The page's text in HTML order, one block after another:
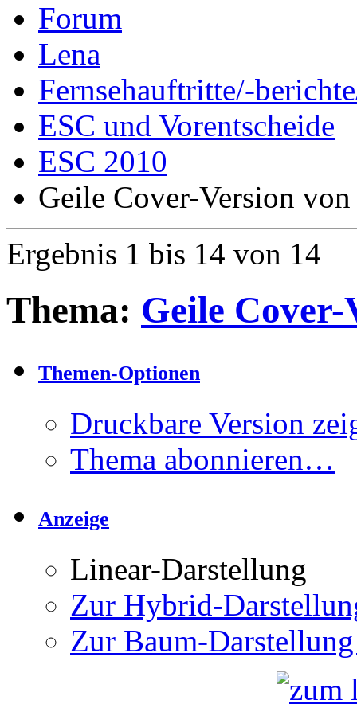
Forum
Lena
Fernsehauftritte/-
ESC und Vorentscheide
ESC 2010
Geile Cover-Version
Ergebnis 1 bis 14 von 14
Thema: Geile
Themen-Optionen
Druckbare Version
Thema abonnieren…
Anzeige
Linear-Darstellung
Zur Hybrid-
Zur Baum-